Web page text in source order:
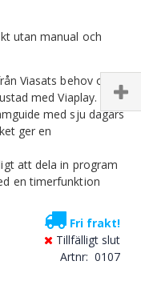
utan manual och
Viasats behov och
med Viaplay.
med sju dagars
ger en
att dela in program
en timerfunktion
Fri frakt!
Tillfälligt slut
Artnr
0107